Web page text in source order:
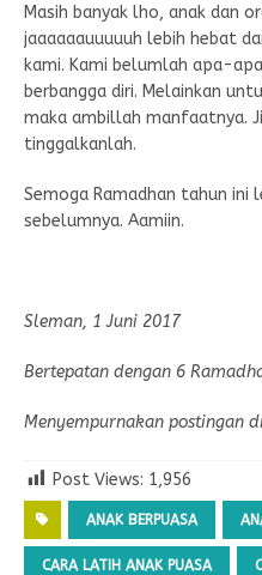
Masih banyak lho, anak dan
jaaaaaauuuuuh lebih hebat
kami. Kami belumlah apa-
berbangga diri. Melainkan
maka ambillah manfaatnya.
tinggalkanlah.
Semoga Ramadhan tahun ini
sebelumnya. Aamiin.
Sleman, 1 Juni 2017
Bertepatan dengan 6
Menyempurnakan postingan
Post Views: 1,956
ANAK BERPUASA
CARA LATIH ANAK PUASA